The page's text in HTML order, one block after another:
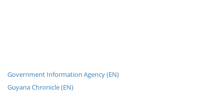
Government Information Agency (EN)
Guyana Chronicle (EN)